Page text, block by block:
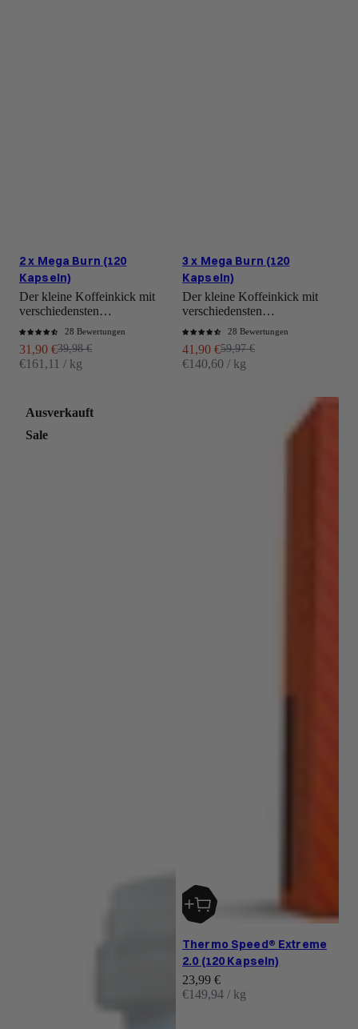
2 x Mega Burn (120
Kapseln)
Der kleine Koffeinkick mit
verschiedensten
Pflanzenstoffen.28 Bewertungen
Angebot
31,90 €Regulärer Preis
39,98 €
€161,11 / kg
3 x Mega Burn (120
Kapseln)
Der kleine Koffeinkick mit
verschiedensten
Pflanzenstoffen.28 Bewertungen
Angebot
41,90 €Regulärer Preis
59,97 €
€140,60 / kg
Ausverkauft
Sale
Thermo Speed® Extreme
2.0 (120 Kapseln)
Angebot
23,99 €
€149,94 / kg